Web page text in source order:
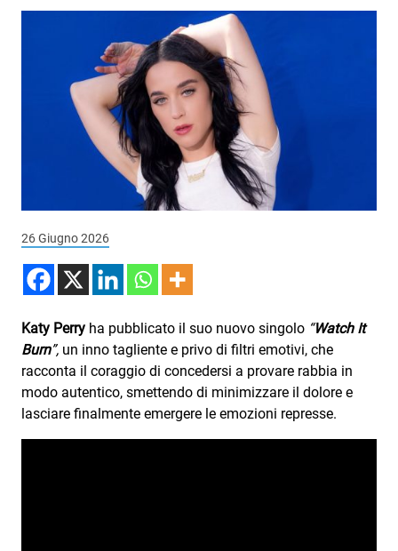
3xTe
Interviste
Playlist
Subasio Playlist
Web Radio
Radio Subasio
Radio Subasio Disco Club
Radio Suby
Subasio Collection
26 Giugno 2026
Katy Perry ha pubblicato il suo nuovo singolo “Watch It
Burn”, un inno tagliente e privo di filtri emotivi, che
racconta il coraggio di concedersi a provare rabbia in
modo autentico, smettendo di minimizzare il dolore e
lasciare finalmente emergere le emozioni represse.